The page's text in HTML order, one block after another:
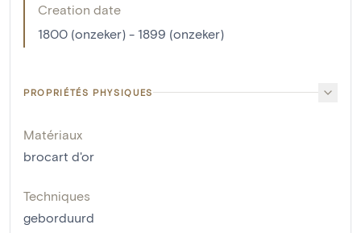
Creation date
1800 (onzeker) - 1899 (onzeker)
PROPRIÉTÉS PHYSIQUES
Matériaux
brocart d'or
Techniques
geborduurd